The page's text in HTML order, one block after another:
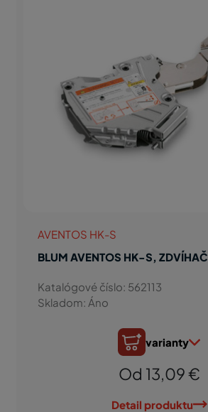
AVENTOS HK-S
BLUM AVENTOS HK-S, ZDVÍHAČ
Katalógové číslo: 562113
Skladom: Áno
varianty
Od 13,09 €
Detail produktu